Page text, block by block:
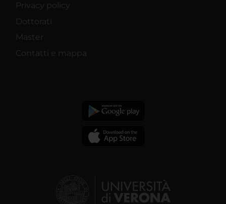
Privacy policy
Dottorati
Master
Contatti e mappa